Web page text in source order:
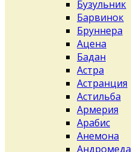
Бузульник
Барвинок
Бруннера
Ацена
Бадан
Астра
Астранция
Астильба
Армерия
Арабис
Анемона
Андромеда